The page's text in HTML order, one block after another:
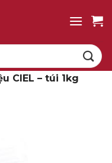
CIEL – túi 1kg